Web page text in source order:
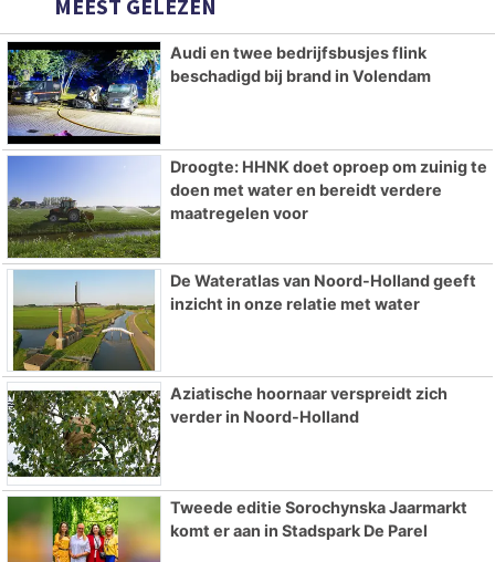
MEEST GELEZEN
Audi en twee bedrijfsbusjes flink
beschadigd bij brand in Volendam
Droogte: HHNK doet oproep om zuinig te
doen met water en bereidt verdere
maatregelen voor
De Wateratlas van Noord-Holland geeft
inzicht in onze relatie met water
Aziatische hoornaar verspreidt zich
verder in Noord-Holland
Tweede editie Sorochynska Jaarmarkt
komt er aan in Stadspark De Parel